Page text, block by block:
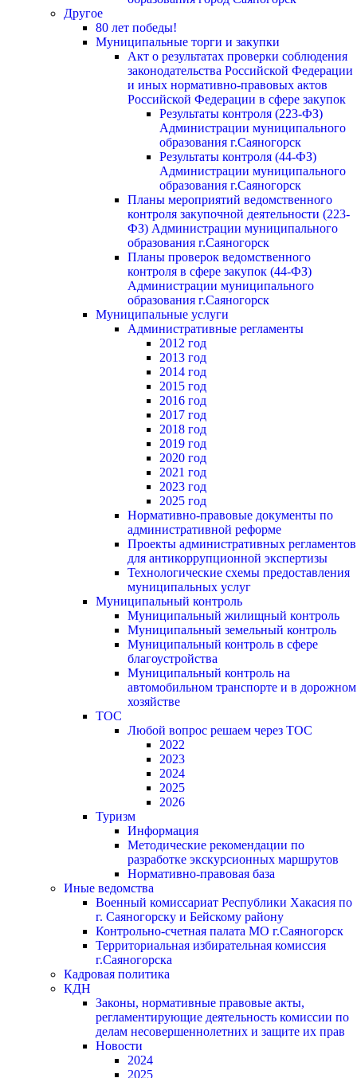
Другое
80 лет победы!
Муниципальные торги и закупки
Акт о результатах проверки соблюдения
законодательства Российской Федерации
и иных нормативно-правовых актов
Российской Федерации в сфере закупок
Результаты контроля (223-ФЗ)
Администрации муниципального
образования г.Саяногорск
Результаты контроля (44-ФЗ)
Администрации муниципального
образования г.Саяногорск
Планы мероприятий ведомственного
контроля закупочной деятельности (223-
ФЗ) Администрации муниципального
образования г.Саяногорск
Планы проверок ведомственного
контроля в сфере закупок (44-ФЗ)
Администрации муниципального
образования г.Саяногорск
Муниципальные услуги
Административные регламенты
2012 год
2013 год
2014 год
2015 год
2016 год
2017 год
2018 год
2019 год
2020 год
2021 год
2023 год
2025 год
Нормативно-правовые документы по
административной реформе
Проекты административных регламентов
для антикоррупционной экспертизы
Технологические схемы предоставления
муниципальных услуг
Муниципальный контроль
Муниципальный жилищный контроль
Муниципальный земельный контроль
Муниципальный контроль в сфере
благоустройства
Муниципальный контроль на
автомобильном транспорте и в дорожном
хозяйстве
ТОС
Любой вопрос решаем через ТОС
2022
2023
2024
2025
2026
Туризм
Информация
Методические рекомендации по
разработке экскурсионных маршрутов
Нормативно-правовая база
Иные ведомства
Военный комиссариат Республики Хакасия по
г. Саяногорску и Бейскому району
Контрольно-счетная палата МО г.Саяногорск
Территориальная избирательная комиссия
г.Саяногорска
Кадровая политика
КДН
Законы, нормативные правовые акты,
регламентирующие деятельность комиссии по
делам несовершеннолетних и защите их прав
Новости
2024
2025